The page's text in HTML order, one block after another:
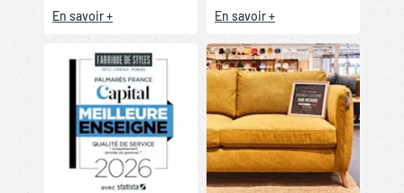
En savoir + En savoir +